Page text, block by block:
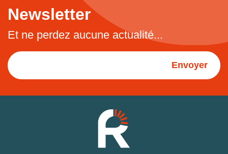
Newsletter
Et ne perdez aucune actualité...
Envoyer